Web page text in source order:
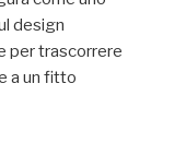
design
per trascorrere
a un fitto